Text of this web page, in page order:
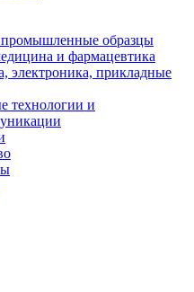
промышленные образцы
и фармацевтика
электроника, прикладные
технологии и